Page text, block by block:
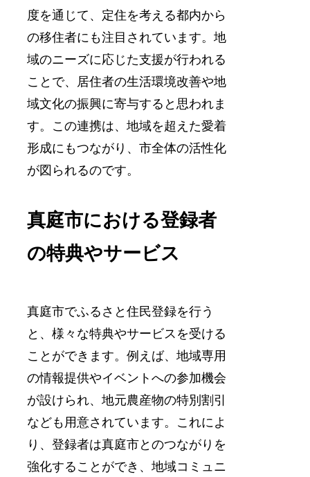
度を通じて、定住を考える都内から
の移住者にも注目されています。地
域のニーズに応じた支援が行われる
ことで、居住者の生活環境改善や地
域文化の振興に寄与すると思われま
す。この連携は、地域を超えた愛着
形成にもつながり、市全体の活性化
が図られるのです。
真庭市における登録者
の特典やサービス
真庭市でふるさと住民登録を行う
と、様々な特典やサービスを受ける
ことができます。例えば、地域専用
の情報提供やイベントへの参加機会
が設けられ、地元農産物の特別割引
なども用意されています。これによ
り、登録者は真庭市とのつながりを
強化することができ、地域コミュニ